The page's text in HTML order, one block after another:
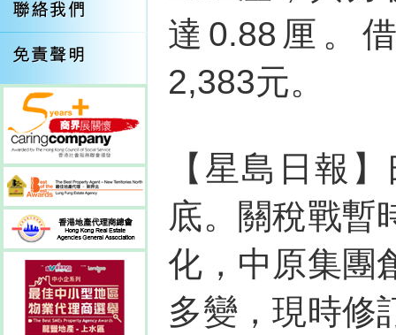
達0.88厘。
2,383元。
【星島日報
底。關稅戰暫
化，中原集團
多變，現時修